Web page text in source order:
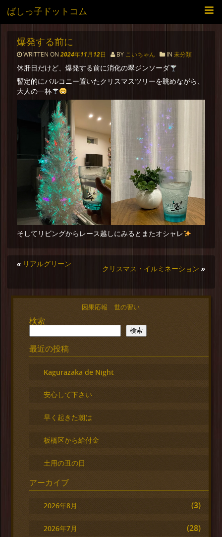
ばしっ子ドットコム
爆発する前に
WRITTEN ON 2024年11月12日 BY こいちゃん IN 未分類
休肝日だけど、爆発する前に消化の翠ジンソーダ
暫定的にバルコニー置いたクリスマスツリーを眺めながら、
大人の一杯
そしてリビングからレース越しにみるとまたオシャレ
« リアルグリーン
クリスマス・イルミネーション »
因果応報 世の習い
検索
検索
最近の投稿
Kagurazaka de Night
安心して下さい
早く起きた朝は
板橋区から給付金
土用の丑の日
アーカイブ
2026年8月 (3)
2026年7月 (28)